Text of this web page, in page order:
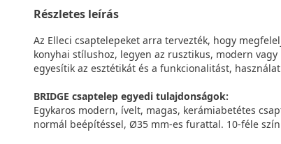
Részletes leírás
Az Elleci csaptelepeket arra tervezték, hogy
konyhai stílushoz, legyen az rusztikus, modern
egyesítik az esztétikát és a funkcionalitást,
BRIDGE csaptelep egyedi tulajdonságok:
Egykaros modern, ívelt, magas, kerámiabetétes
normál beépítéssel, Ø35 mm-es furattal. 10-féle